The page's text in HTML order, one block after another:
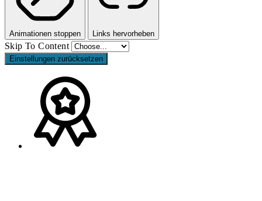
Animationen stoppen Links hervorheben
Skip To Content
Einstellungen zurücksetzen